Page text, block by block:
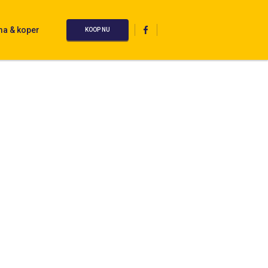
& koper KOOP NU